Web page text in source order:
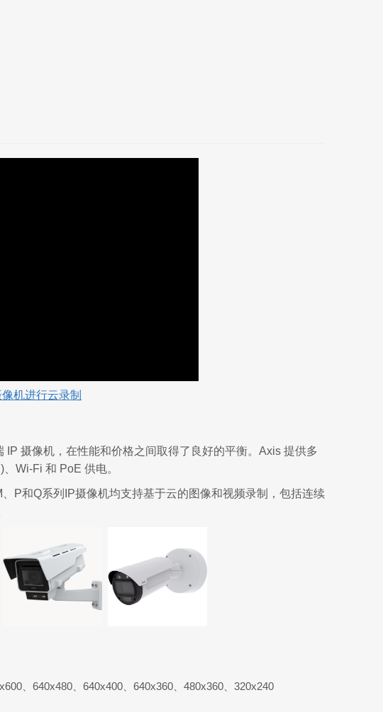
机进行云录制
摄像机，在性能和价格之间取得了良好的平衡。Axis 提供多
Wi-Fi 和 PoE 供电。
P和Q系列IP摄像机均支持基于云的图像和视频录制，包括连续
、640x480、640x400、640x360、480x360、320x240